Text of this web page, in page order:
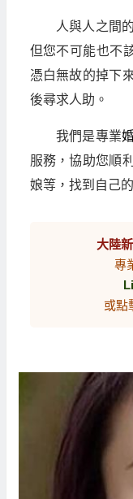
人與人之間
但您不可能也不
憑白無故的掉下
後尋求人助。
我們是專業
服務，協助您順
娘等，找到自己
大陸
專
或點